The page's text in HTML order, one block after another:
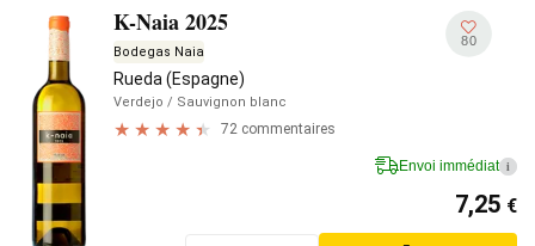
K-Naia 2025
Bodegas Naia
Rueda (Espagne)
Verdejo / Sauvignon blanc
72 commentaires
80
Envoi immédiat i
7,25 €